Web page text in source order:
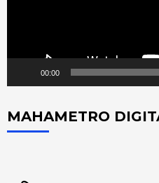
00:00
MAHAMETRO